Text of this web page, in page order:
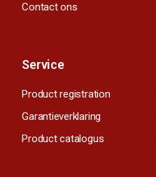
Contact ons
Service
Product registration
Garantieverklaring
Product catalogus